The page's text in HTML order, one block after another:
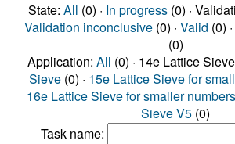
State: All (0) · In progress(0) ·
Validation inconclusive(0) · Valid (0) ·
(0)
Application: All (0) · 14e Lattice Sieve
Sieve (0) · 15e Lattice Sieve for
16e Lattice Sieve for smaller numbers
Sieve V5 (0)
Task name: